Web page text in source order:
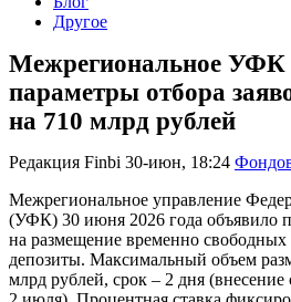
Другое
Межрегиональное УФК
параметры отбора
на 710 млрд рублей
Редакция Finbi 30-июн, 18:24
Межрегиональное управление
(УФК) 30 июня 2026 года объявило
на размещение временно свободных
депозиты. Максимальный объем
млрд рублей, срок – 2 дня (внесение